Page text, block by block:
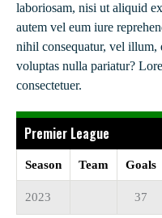
laboriosam, nisi ut aliquid
autem vel eum iure
nihil consequatur, vel
voluptas nulla pariatur?
consectetuer.
Premier League
Season Team Goals
2023 37